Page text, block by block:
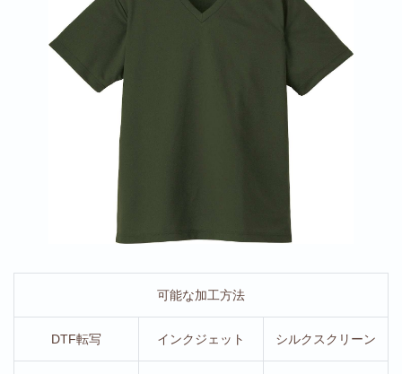
可能な加工方法
DTF転写 インクジェット シルクスクリーン